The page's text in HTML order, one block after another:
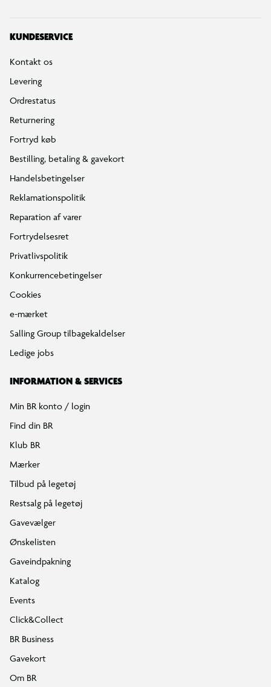
KUNDESERVICE
Kontakt os
Levering
Ordrestatus
Returnering
Fortryd køb
Bestilling, betaling & gavekort
Handelsbetingelser
Reklamationspolitik
Reparation af varer
Fortrydelsesret
Privatlivspolitik
Konkurrencebetingelser
Cookies
e-mærket
Salling Group tilbagekaldelser
Ledige jobs
INFORMATION & SERVICES
Min BR konto / login
Find din BR
Klub BR
Mærker
Tilbud på legetøj
Restsalg på legetøj
Gavevælger
Ønskelisten
Gaveindpakning
Katalog
Events
Click&Collect
BR Business
Gavekort
Om BR